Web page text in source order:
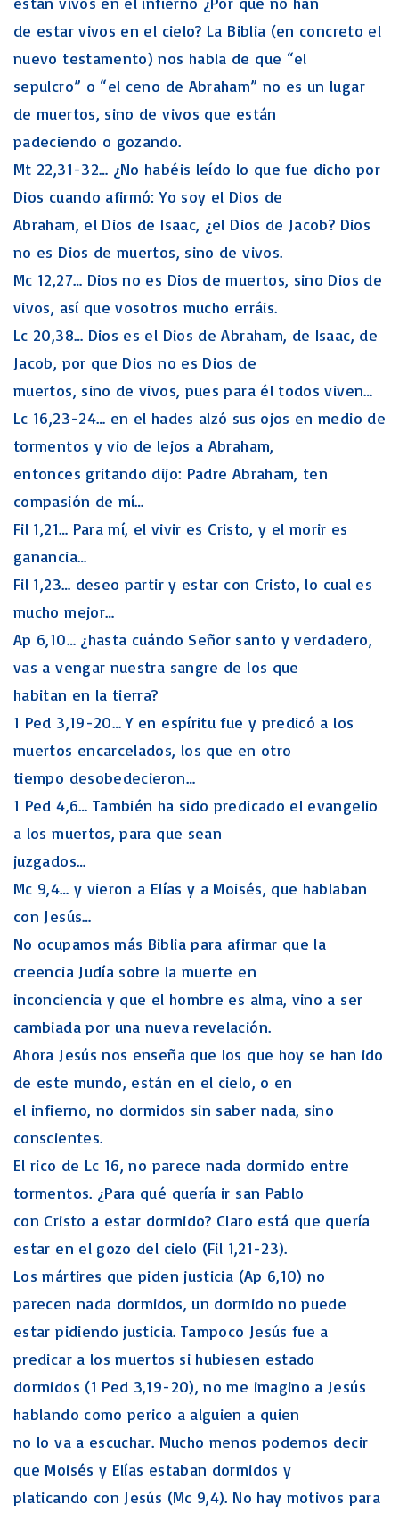
de estar vivos en el cielo? La Biblia (en concreto el
nuevo testamento) nos habla de que “el
sepulcro” o “el ceno de Abraham” no es un lugar
de muertos, sino de vivos que están
padeciendo o gozando.
Mt 22,31-32… ¿No habéis leído lo que fue dicho por
Dios cuando afirmó: Yo soy el Dios de
Abraham, el Dios de Isaac, ¿el Dios de Jacob? Dios
no es Dios de muertos, sino de vivos.
Mc 12,27… Dios no es Dios de muertos, sino Dios de
vivos, así que vosotros mucho erráis.
Lc 20,38… Dios es el Dios de Abraham, de Isaac, de
Jacob, por que Dios no es Dios de
muertos, sino de vivos, pues para él todos viven…
Lc 16,23-24… en el hades alzó sus ojos en medio de
tormentos y vio de lejos a Abraham,
entonces gritando dijo: Padre Abraham, ten
compasión de mí…
Fil 1,21… Para mí, el vivir es Cristo, y el morir es
ganancia…
Fil 1,23… deseo partir y estar con Cristo, lo cual es
mucho mejor…
Ap 6,10… ¿hasta cuándo Señor santo y verdadero,
vas a vengar nuestra sangre de los que
habitan en la tierra?
1 Ped 3,19-20… Y en espíritu fue y predicó a los
muertos encarcelados, los que en otro
tiempo desobedecieron…
1 Ped 4,6… También ha sido predicado el evangelio
a los muertos, para que sean
juzgados…
Mc 9,4… y vieron a Elías y a Moisés, que hablaban
con Jesús…
No ocupamos más Biblia para afirmar que la
creencia Judía sobre la muerte en
inconciencia y que el hombre es alma, vino a ser
cambiada por una nueva revelación.
Ahora Jesús nos enseña que los que hoy se han ido
de este mundo, están en el cielo, o en
el infierno, no dormidos sin saber nada, sino
conscientes.
El rico de Lc 16, no parece nada dormido entre
tormentos. ¿Para qué quería ir san Pablo
con Cristo a estar dormido? Claro está que quería
estar en el gozo del cielo (Fil 1,21-23).
Los mártires que piden justicia (Ap 6,10) no
parecen nada dormidos, un dormido no puede
estar pidiendo justicia. Tampoco Jesús fue a
predicar a los muertos si hubiesen estado
dormidos (1 Ped 3,19-20), no me imagino a Jesús
hablando como perico a alguien a quien
no lo va a escuchar. Mucho menos podemos decir
que Moisés y Elías estaban dormidos y
platicando con Jesús (Mc 9,4). No hay motivos para